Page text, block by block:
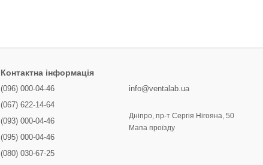
Контактна інформація
(096) 000-04-46
(067) 622-14-64
(093) 000-04-46
(095) 000-04-46
(080) 030-67-25
info@ventalab.ua
Дніпро, пр-т Сергія Нігояна, 50
Мапа проїзду